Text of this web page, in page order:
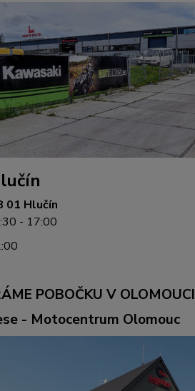
01 Hlučín
- 17:00
POBOČKU V OLOMOUCI
- Motocentrum Olomouc